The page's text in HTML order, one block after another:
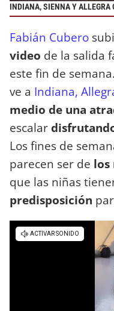
INDIANA, SIENNA Y ALLEGRA
Fabián Cubero
video de la salida
este fin de
ve a Indiana,
medio de una
escalar
Los fines de
parecen ser de los
que las niñas
predisposición